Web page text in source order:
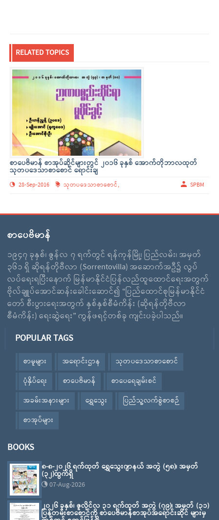
RELATED TOPICS
စာပေဗိမာန် စာအုပ်ဆိုင်များတွင် ၂၀၁၆ ခုနှစ် အောက်တိုဘာလထုတ်
သုတပဒေသာစာစောင် ရောင်းချ
28-Sep-2016 သုတပဒေသာစာစောင်, SPBM
စာပေဗိမာန်
၁၉၄၇ ခုနှစ်၊ ဇွန်လ ၇ ရက်တွင် ရန်ကုန်မြို့၊ ပြည်လမ်း၊ အမှတ်
၃၆၁ ရှိ ဆိုရန်တိုဗီလာ (Sorrentovilla) အဆောက်အဦ၌ လွပ်
လပ်ရေးရပြီးနောက် မြန်မာနိုင်ငံပြန်လည်ထူထောင်ရေးအတွက်
ဗိုလ်ချူပ်အောင်ဆန်းခေါင်းဆောင်၍ “ပြည်ထောင်စုမြန်မာနိုင်ငံ
တော် စီးပွားရေးအတွက် နှစ်နှစ်စီမံကိန်း (ဆိုရန်တိုဗီလာ
စီမံကိန်း) ရေးဆွဲရေး” ကွန်ဖရင့်တစ်ခု ကျင်းပခဲ့ပါသည်။
POPULAR TAGS
စာမူများ အရောင်းဌာန
သုတပဒေသာစာစောင်
ပုံနှိပ်ရေး
စာပေဗိမာန်
စာပေရေချမ်းစင်
အခမ်းအနားများ
ရွှေသွေး
ပြည်သူ့လက်စွဲစာစဉ်
စာအုပ်များ
BOOKS
၈-၈-၂၀၂၆ ရက်ထုတ် ရွှေသွေးဂျာနယ် အတွဲ (၅၈)၊ အမှတ်
(၃၂)ထွက်ရှိ
07-Aug-2026
၂၀၂၆ ခုနှစ်၊ ဇူလိုင်လ ၃၁ ရက်ထုတ် အတွဲ (၇၉)၊ အမှတ် (၃၁)
ပြန်တမ်းစာစောင်ကို စာပေဗိမာန်စာအုပ်အရောင်းဆိုင် များမှ